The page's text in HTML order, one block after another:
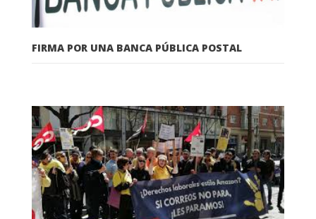
FIRMA POR UNA BANCA PÚBLICA POSTAL